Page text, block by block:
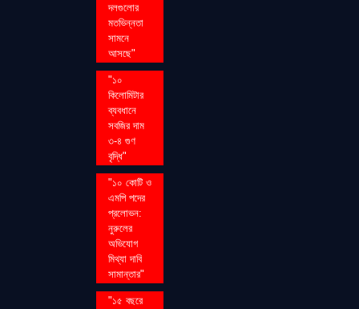
দলগুলোর
মতভিন্নতা
সামনে
আসছে"
"১০
কিলোমিটার
ব্যবধানে
সবজির দাম
৩-৪ গুণ
বৃদ্ধি"
"১০ কোটি ও
এমপি পদের
প্রলোভন:
নুরুলের
অভিযোগ
মিথ্যা দাবি
সামান্তার"
"১৫ বছরে